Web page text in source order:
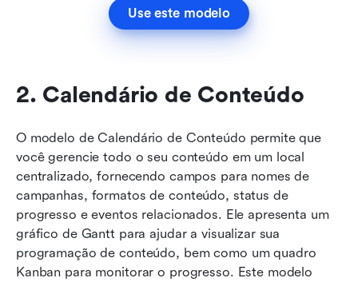
Use este modelo
2. Calendário de Conteúdo
O modelo de Calendário de Conteúdo permite que
você gerencie todo o seu conteúdo em um local
centralizado, fornecendo campos para nomes de
campanhas, formatos de conteúdo, status de
progresso e eventos relacionados. Ele apresenta um
gráfico de Gantt para ajudar a visualizar sua
programação de conteúdo, bem como um quadro
Kanban para monitorar o progresso. Este modelo